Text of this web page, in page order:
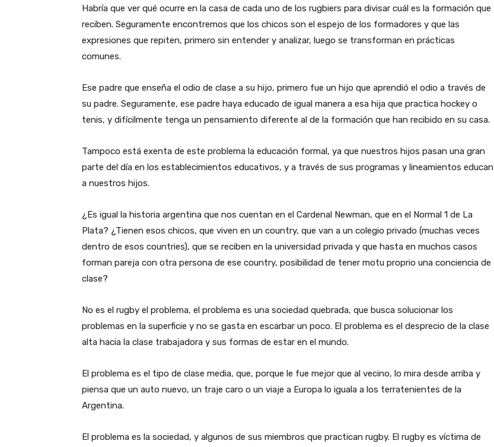
Habría que ver qué ocurre en la casa de cada uno de los rugbiers para divisar cuál es la formación que
reciben. Seguramente encontremos que los chicos son el espejo de los formadores y que las
expresiones que repiten, primero sin entender y analizar, luego se transforman en prácticas
comunes.
Ese padre que enseña el odio de clase a su hijo, primero fue un hijo que aprendió el odio a través de
su padre. Seguramente, ese padre haya educado de igual manera a esa hija que practica hockey o
tenis, y difícilmente tenga un pensamiento diferente al de la formación que han recibido en su casa.
Tampoco está exenta de este problema la educación formal, ya que nuestros hijos pasan una gran
parte del día en los establecimientos educativos, y a través de sus programas y lineamientos educan
a nuestros hijos.
¿Es igual la historia argentina que nos cuentan en el Cardenal Newman, que en el Normal 1 de La
Plata? ¿Tienen esos chicos, que viven en un country, que van a un colegio privado (muchas veces
dentro de esos countries), que se reciben en la universidad privada y que hasta en muchos casos
forman pareja con otra persona de ese country, posibilidad de tener motu proprio una conciencia de
clase?
No es el rugby el problema, el problema es una sociedad quebrada, que busca solucionar los
problemas en la superficie y no se gasta en escarbar un poco. El problema es el desprecio de la clase
alta hacia la clase trabajadora y sus formas de estar en el mundo.
El problema es el tipo de clase media, que, porque le fue mejor que al vecino, lo mira desde arriba y
piensa que un auto nuevo, un traje caro o un viaje a Europa lo iguala a los terratenientes de la
Argentina.
El problema es la sociedad, y algunos de sus miembros que practican rugby. El rugby es víctima de